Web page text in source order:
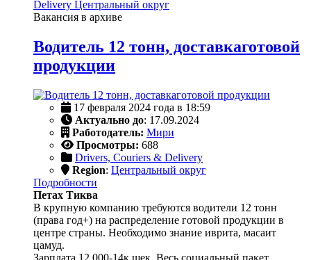
Delivery Центральный округ
Вакансия в архиве
Водитель 12 тонн, доставкаготовой
продукции
17 февраля 2024 года в 18:59
Актуально до: 17.09.2024
Работодатель: Мири
Просмотры: 688
Drivers, Couriers & Delivery
Region: Центральный округ
Подробности
Петах Тиква
В крупную компанию требуются водители 12 тонн
(права год+) на распределение готовой продукции в
центре страны. Необходимо знание иврита, масаит
цамуд.